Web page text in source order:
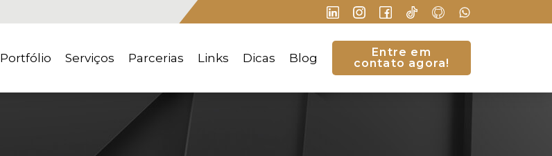
Portfólio Serviços Parcerias Links Dicas Blog
Entre em
contato agora!